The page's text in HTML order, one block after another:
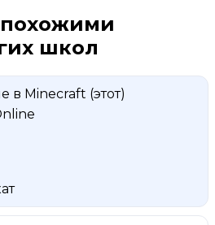
школ
в Minecraft (этот)